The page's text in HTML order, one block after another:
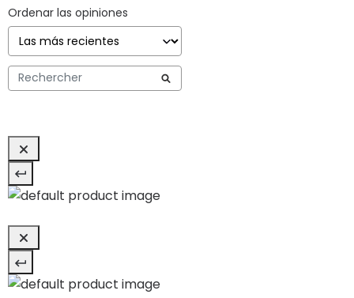
Ordenar las opiniones